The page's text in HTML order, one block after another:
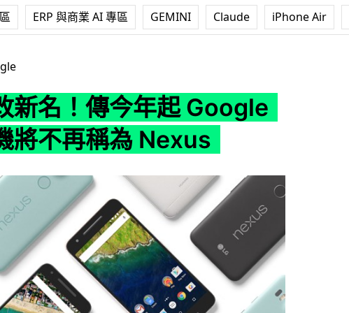
ERP 與商業 AI 專區 GEMINI Claude iPhone Air
新名！傳今年起 Google
將不再稱為 Nexus